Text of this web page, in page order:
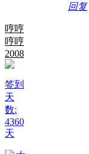
回复
哼哼
哼哼
2008
签到
天
数:
4360
天